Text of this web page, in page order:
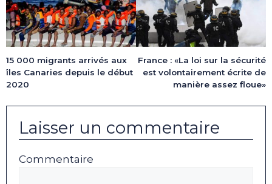
15 000 migrants arrivés aux
îles Canaries depuis le début
2020
France : «La loi sur la sécurité
est volontairement écrite de
manière assez floue»
Laisser un commentaire
Commentaire